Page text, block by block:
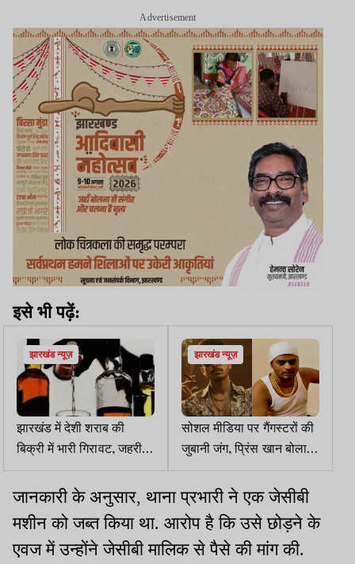
Advertisement
इसे भी पढ़ें:
झारखंड न्यूज़
झारखंड में देशी शराब की
बिक्री में भारी गिरावट, जहरीली
शराबकांड का खतरा बढ़ा
झारखंड न्यूज़
सोशल मीडिया पर गैंगस्टरों की
जुबानी जंग, प्रिंस खान बोला-
जल्द तुम्हें व तुम्हारे आजाद को
मारेंगे, राहुल सिंह ने कहा-तुमने
शुरू किया, अंत हम करेंगे
जानकारी के अनुसार, थाना प्रभारी ने एक जेसीबी
मशीन को जब्त किया था. आरोप है कि उसे छोड़ने के
एवज में उन्होंने जेसीबी मालिक से पैसे की मांग की.